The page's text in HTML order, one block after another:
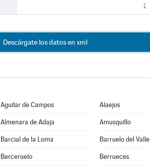
1
Descárgate los datos en xml
Aguilar de Campos Alaejos
Almenara de Adaja Amusquillo
Barcial de la Loma Barruelo del Valle
Berceruelo Berrueces